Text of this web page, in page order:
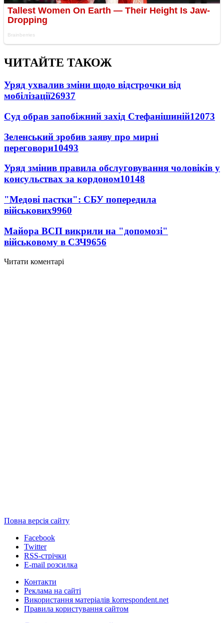
ЧИТАЙТЕ ТАКОЖ
Уряд ухвалив зміни щодо відстрочки від
мобілізації26937
Суд обрав запобіжний захід Стефанішиній12073
Зеленський зробив заяву про мирні
переговори10493
Уряд змінив правила обслуговування чоловіків у
консульствах за кордоном10148
"Медові пастки": СБУ попередила
військових9960
Майора ВСП викрили на "допомозі"
військовому в СЗЧ9656
Читати коментарі
Повна версія сайту
Facebook
Twitter
RSS-стрічки
E-mail розсилка
Контакти
Реклама на сайті
Використання матеріалів korrespondent.net
Правила користування сайтом